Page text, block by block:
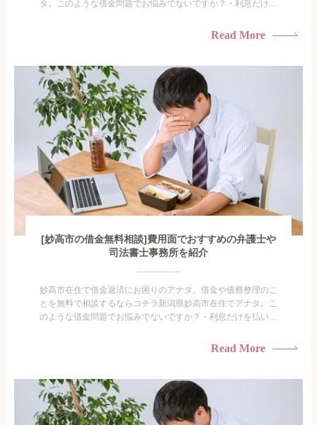
タ。このような借金問題でお悩みでないですか？・利息だけを
族に知られたくない・借金の催促、取り立てで憂鬱になる。・
も限界があ...
Read More
[妙高市の借金無料相談]費用面でおすすめの弁護士や
司法書士事務所を紹介
妙高市在住で借金返済にお困りのアナタ。借金や債務整理のこ
とを無料で相談するならコチラ新潟県妙高市在住でアナタ。こ
のような借金問題でお悩みでないですか？・利息だけを払い続
られたくない・借金の催促、取り立てで憂鬱になる。・闇金に
がありま...
Read More